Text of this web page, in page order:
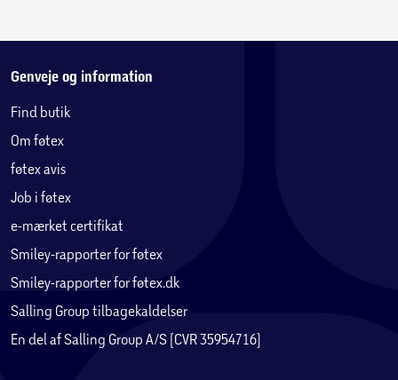
Genveje og information
Find butik
Om føtex
føtex avis
Job i føtex
e-mærket certifikat
Smiley-rapporter for føtex
Smiley-rapporter for føtex.dk
Salling Group tilbagekaldelser
En del af Salling Group A/S (CVR 35954716)